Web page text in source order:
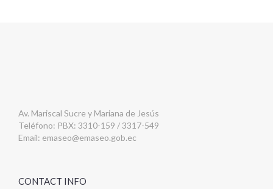
Av. Mariscal Sucre y Mariana de Jesús
Teléfono: PBX: 3310-159 / 3317-549
Email: emaseo@emaseo.gob.ec
CONTACT INFO